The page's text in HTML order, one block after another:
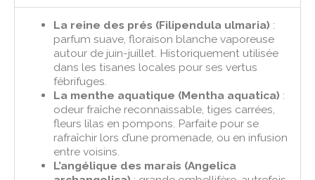
La reine des prés (Filipendula ulmaria) :
parfum suave, floraison blanche vaporeuse
autour de juin-juillet. Historiquement utilisée
dans les tisanes locales pour ses vertus
fébrifuges.
La menthe aquatique (Mentha aquatica) :
odeur fraîche reconnaissable, tiges carrées,
fleurs lilas en pompons. Parfaite pour se
rafraîchir lors d’une promenade, ou en infusion
entre voisins.
L’angélique des marais (Angelica